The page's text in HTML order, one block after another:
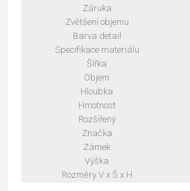
Záruka
Zvětšení objemu
Barva detail
Specifikace materiálu
Šířka
Objem
Hloubka
Hmotnost
Rozšířený
Značka
Zámek
Výška
Rozměry V x Š x H